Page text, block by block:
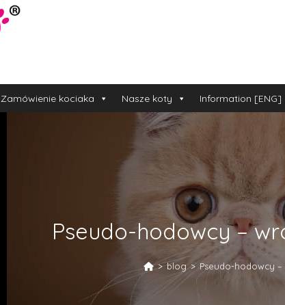
Zamówienie kociaka Nasze koty Information [ENG]
Pseudo-hodowcy –
> blog > Pseudo-hodowcy